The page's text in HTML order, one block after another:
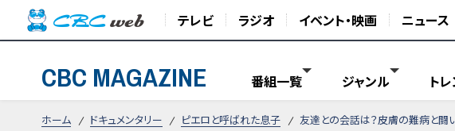
テレビ ラジオ イベント・映画 ニュース
CBC MAGAZINE 番組一覧 ジャンル ト
ホーム ドキュメンタリー ピエロと呼ばれた息子 友達との会話は？皮膚の難病と闘